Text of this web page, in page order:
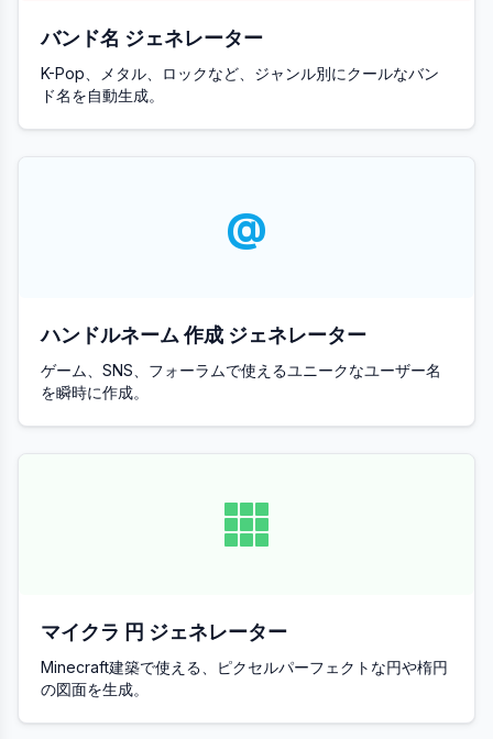
バンド名 ジェネレーター
K-Pop、メタル、ロックなど、ジャンル別にクールなバン
ド名を自動生成。
@
ハンドルネーム 作成 ジェネレーター
ゲーム、SNS、フォーラムで使えるユニークなユーザー名
を瞬時に作成。
マイクラ 円 ジェネレーター
Minecraft建築で使える、ピクセルパーフェクトな円や楕円
の図面を生成。